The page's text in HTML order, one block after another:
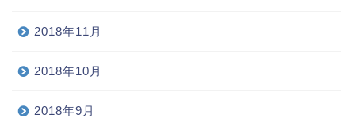
2018年11月
2018年10月
2018年9月